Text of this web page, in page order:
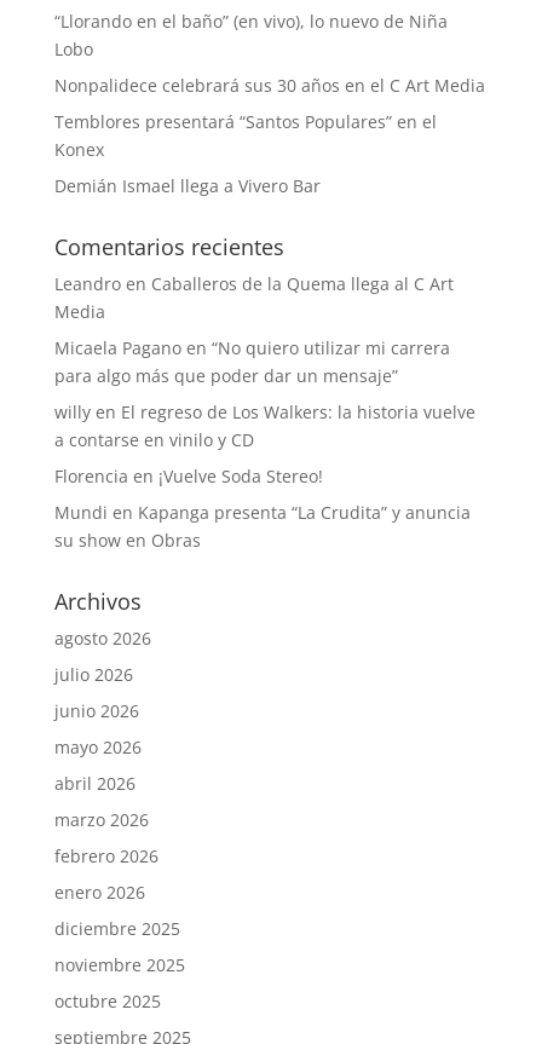
“Llorando en el baño” (en vivo), lo nuevo de Niña
Lobo
Nonpalidece celebrará sus 30 años en el C Art Media
Temblores presentará “Santos Populares” en el
Konex
Demián Ismael llega a Vivero Bar
Comentarios recientes
Leandroen Caballeros de la Quema llega al C Art
Media
Micaela Paganoen “No quiero utilizar mi carrera
para algo más que poder dar un mensaje”
willyen El regreso de Los Walkers: la historia vuelve
a contarse en vinilo y CD
Florencia en ¡Vuelve Soda Stereo!
Mundi en Kapanga presenta “La Crudita” y anuncia
su show en Obras
Archivos
agosto 2026
julio 2026
junio 2026
mayo 2026
abril 2026
marzo 2026
febrero 2026
enero 2026
diciembre 2025
noviembre 2025
octubre 2025
septiembre 2025